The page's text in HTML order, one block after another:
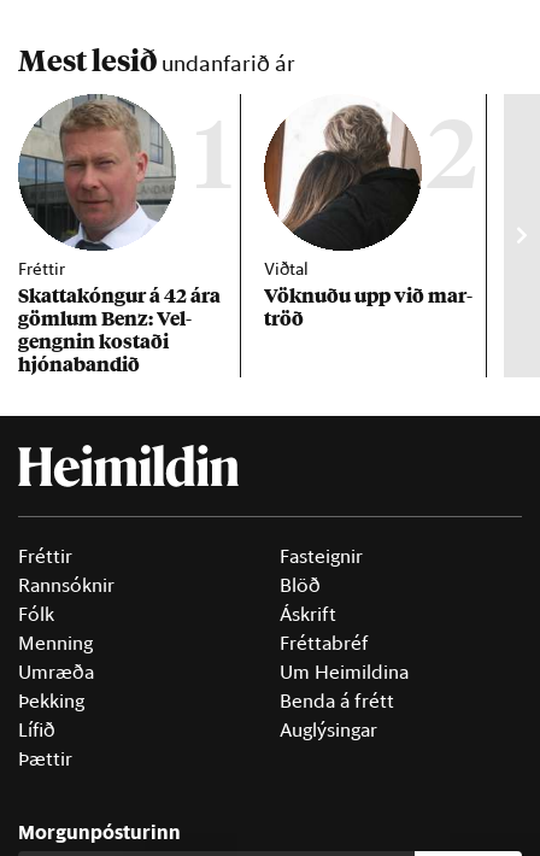
Mest lesið undanfarið ár
1
Fréttir
Skattakóng­ur á 42 ára
göml­um Benz: Vel­
gengn­in kostaði
hjóna­band­ið
2
Viðtal
Vökn­uðu upp við mar­
tröð
Fréttir
Rannsóknir
Fólk
Menning
Umræða
Þekking
Lífið
Þættir
Fasteignir
Blöð
Áskrift
Fréttabréf
Um Heimildina
Benda á frétt
Auglýsingar
Morgunpósturinn